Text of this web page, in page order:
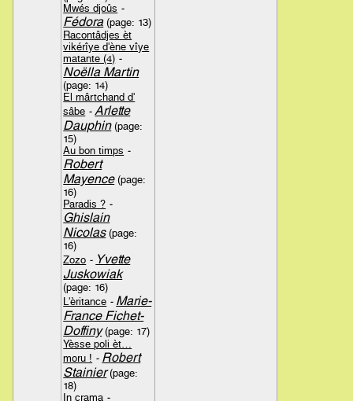
Mwés djoûs -
Fédora(page: 13)
Racontâdjes èt
vikérîye d'ène vîye
matante (4) -
Noëlla Martin
(page: 14)
El mârtchand d'
sâbe - Arlette
Dauphin(page:
15)
Au bon timps -
Robert
Mayence(page:
16)
Paradis ? -
Ghislain
Nicolas(page:
16)
Zozo - Yvette
Juskowiak
(page: 16)
L'èritance - Marie-
France Fichet-
Doffiny(page: 17)
Yèsse poli èt…
moru ! - Robert
Stainier(page:
18)
In crama -